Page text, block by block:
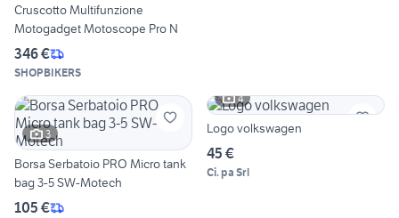
Cruscotto Multifunzione
Motogadget Motoscope Pro N
346 €
SHOPBIKERS
3
Borsa Serbatoio PRO Micro tank
bag 3-5 SW-Motech
105 €
4
Logo volkswagen
45 €
Ci. pa Srl